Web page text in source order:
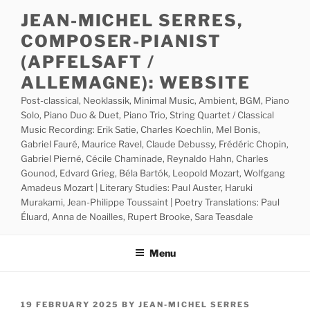
content
JEAN-MICHEL SERRES,
COMPOSER-PIANIST
(APFELSAFT /
ALLEMAGNE): WEBSITE
Post-classical, Neoklassik, Minimal Music, Ambient, BGM, Piano
Solo, Piano Duo & Duet, Piano Trio, String Quartet / Classical
Music Recording: Erik Satie, Charles Koechlin, Mel Bonis,
Gabriel Fauré, Maurice Ravel, Claude Debussy, Frédéric Chopin,
Gabriel Pierné, Cécile Chaminade, Reynaldo Hahn, Charles
Gounod, Edvard Grieg, Béla Bartók, Leopold Mozart, Wolfgang
Amadeus Mozart | Literary Studies: Paul Auster, Haruki
Murakami, Jean-Philippe Toussaint | Poetry Translations: Paul
Éluard, Anna de Noailles, Rupert Brooke, Sara Teasdale
Menu
POSTED
19 FEBRUARY 2025 BY JEAN-MICHEL SERRES